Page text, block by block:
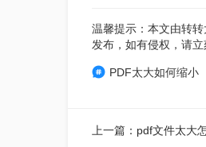
温馨提示：本文由转转
发布，如有侵权，请
PDF太大如何缩小